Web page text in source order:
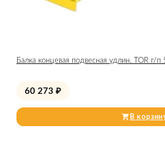
Балка концевая подвесная удлин. TOR г/
60 273 ₽
В